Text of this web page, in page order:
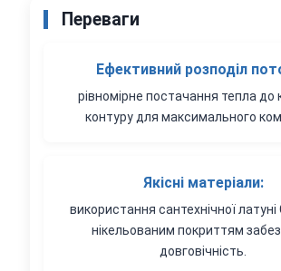
Переваги
Ефективний розподіл
рівномірне постачання тепла до
контуру для максимального
Якісні матеріали:
використання сантехнічної латуні
нікельованим покриттям
довговічність.